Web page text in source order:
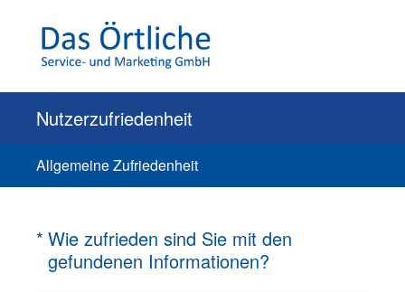
Nutzerzufriedenheit
Allgemeine Zufriedenheit
* Wie zufrieden sind Sie mit den
gefundenen Informationen?
(Erforderlich.)